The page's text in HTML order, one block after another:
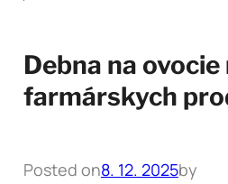
Debna na
farmárskych
Posted on8. 12. 2025by